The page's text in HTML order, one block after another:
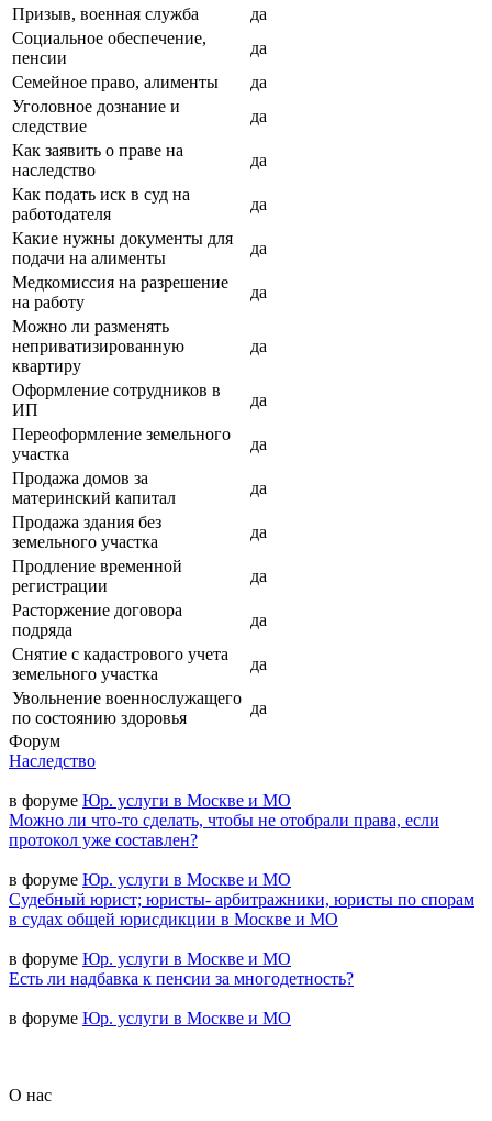
Призыв, военная служба
да
Социальное обеспечение,
пенсии
да
Семейное право, алименты
да
Уголовное дознание и
следствие
да
Как заявить о праве на
наследство
да
Как подать иск в суд на
работодателя
да
Какие нужны документы для
подачи на алименты
да
Медкомиссия на разрешение
на работу
да
Можно ли разменять
неприватизированную
квартиру
да
Оформление сотрудников в
ИП
да
Переоформление земельного
участка
да
Продажа домов за
материнский капитал
да
Продажа здания без
земельного участка
да
Продление временной
регистрации
да
Расторжение договора
подряда
да
Снятие с кадастрового учета
земельного участка
да
Увольнение военнослужащего
по состоянию здоровья
да
Форум
Наследство
в форуме Юр. услуги в Москве и МО
Можно ли что-то сделать, чтобы не отобрали права, если
протокол уже составлен?
в форуме Юр. услуги в Москве и МО
Судебный юрист; юристы- арбитражники, юристы по спорам
в судах общей юрисдикции в Москве и МО
в форуме Юр. услуги в Москве и МО
Есть ли надбавка к пенсии за многодетность?
в форуме Юр. услуги в Москве и МО
О нас